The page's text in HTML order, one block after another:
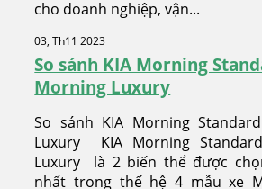
cho doanh nghiệp, vận...
03, Th11 2023
So sánh KIA Morning
Morning Luxury
So sánh KIA Morning
Luxury KIA Morning
Luxury là 2 biến thể được
nhất trong thế hệ 4 mẫu xe